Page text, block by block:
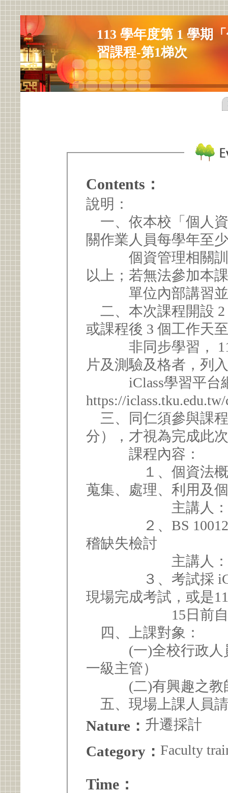
113 學年度第 1 學期
習課程-第1梯次
Contents：
說明：
一、依本校「個人
關作業人員每學年至
個資管理相關訓練
以上；若無法參加本
單位內部講習並
二、本次課程開設 2
或課程後 3 個工作天
非同步學習， 113
片及測驗及格者，列
iClass學習平台
https://
三、同仁須參與課
分），才視為完成此
課程內容：
１、個資法概要
蒐集、處理、利用及
主講人：專案
２、BS
稽缺失檢討
主講人：教學
３、考試採
現場完成考試，或是
15日前自行
四、上課對象：
(一)全校行政人員
一級主管）
(二)有興趣之教
五、現場上課人員
Nature： 升遷採計
Category： Faculty
Time：